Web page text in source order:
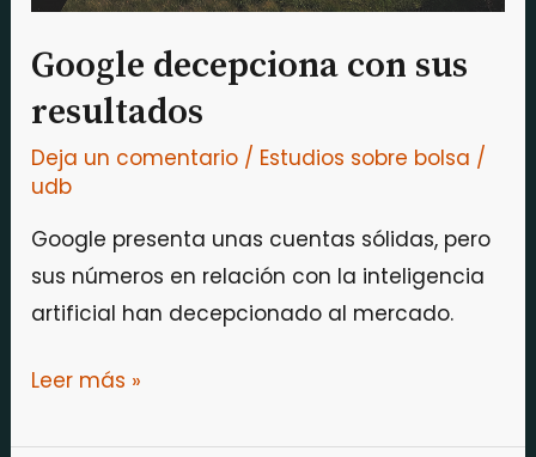
Google decepciona con sus
resultados
Deja un comentario / Estudios sobre bolsa /
udb
Google presenta unas cuentas sólidas, pero
sus números en relación con la inteligencia
artificial han decepcionado al mercado.
Leer más »